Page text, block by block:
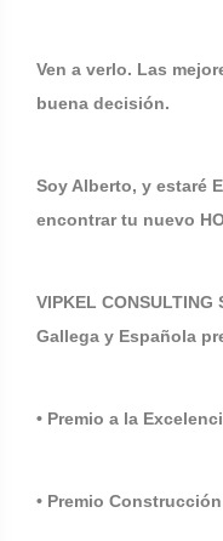
Ven a verlo. Las
buena decisión.
Soy Alberto, y estaré
encontrar tu nuevo
VIPKEL CONSULTING
Gallega y Española
• Premio a la
• Premio